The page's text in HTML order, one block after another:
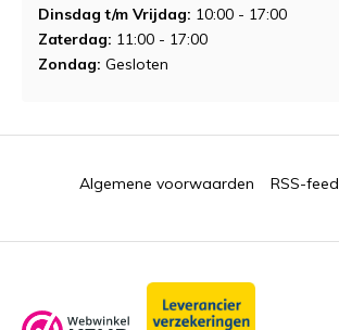
Dinsdag t/m Vrijdag: 10:00 - 17:00
Zaterdag: 11:00 - 17:00
Zondag: Gesloten
Algemene voorwaarden RSS-feed